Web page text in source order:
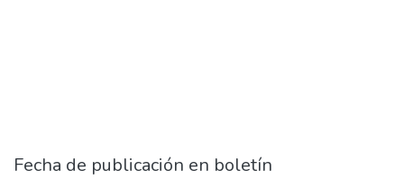
Fecha de publicación en boletín